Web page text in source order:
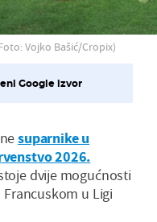
Vojko Bašić/Cropix)
Google izvor
suparnike u
2026.
dvije mogućnosti
u Ligi